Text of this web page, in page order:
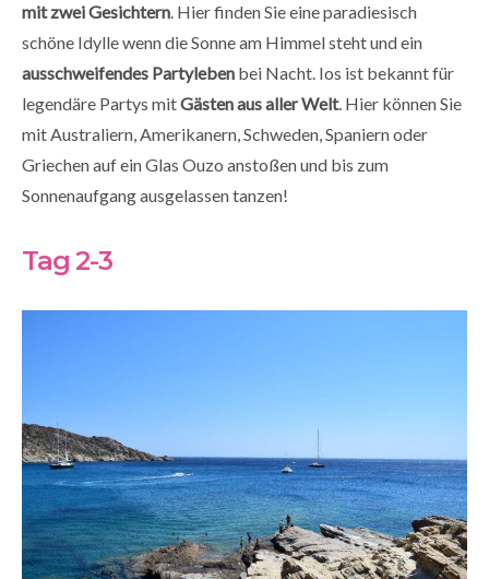
mit zwei Gesichtern. Hier finden Sie eine paradiesisch
schöne Idylle wenn die Sonne am Himmel steht und ein
ausschweifendes Partyleben bei Nacht. Ios ist bekannt für
legendäre Partys mitGästen aus aller Welt. Hier können Sie
mit Australiern, Amerikanern, Schweden, Spaniern oder
Griechen auf ein Glas Ouzo anstoßen und bis zum
Sonnenaufgang ausgelassen tanzen!
Tag 2-3